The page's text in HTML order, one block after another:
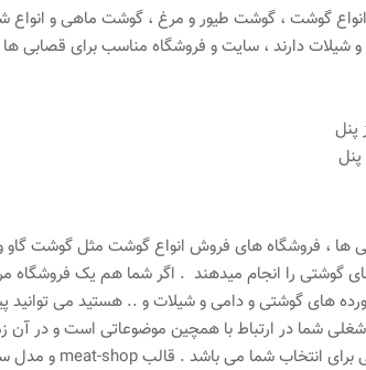
انواع گوشت ، گوشت طیور و مرغ ، گوشت ماهی و
شیلات دارند ، سایت و فروشگاه مناسب برای قصابی ها
پنل
ها ، فروشگاه های فروش انواع گوشت مثل گوشت
گوشتی را انجام میدهند . اگر شما هم یک
های گوشتی و دامی و شیلات و .. هستید می توانید
شما در ارتباط با همچین موضوعاتی است و در آن